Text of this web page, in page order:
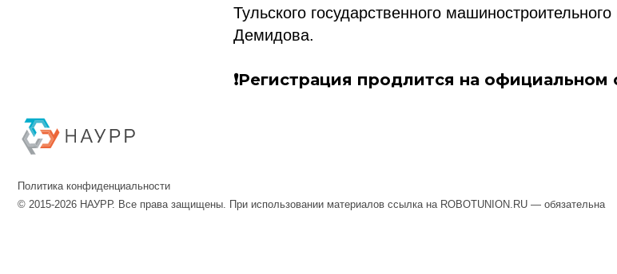
Тульского государственного
Демидова.
❗️Регистрация продлится на официальном
© 2015-2026 НАУРР. Все права защищены. При использовании материалов ссылка на ROBOTUNION.RU — обязательна
Политика конфиденциальности
При использовании материалов ссылка на ROBOTUNION.RU — обязательна